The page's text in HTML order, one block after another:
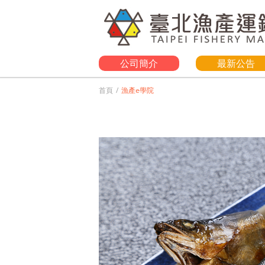
公司簡介 最新公告
首頁 漁產e學院